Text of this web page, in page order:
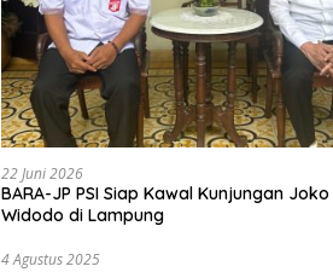
22 Juni 2026
BARA-JP PSI Siap Kawal Kunjungan Joko
Widodo di Lampung
4 Agustus 2025